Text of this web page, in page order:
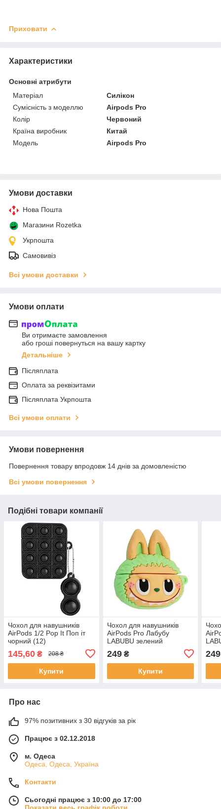
Приховати
Характеристики
Основні атрибути
Матеріал
Силікон
Сумісність з моделлю
Airpods Pro
Колір
Червоний
Країна виробник
Китай
Модель
Airpods Pro
Умови доставки
Нова Пошта
Магазини Rozetka
Укрпошта
Самовивіз
Всі умови доставки
Умови оплати
Ви отримаєте замовлення
або гроші повернуться на вашу картку
Детальніше
Післяплата
Оплата за реквізитами
Післяплата Укрпошта
Всі умови оплати
Умови повернення
Повернення товару впродовж 14 днів за домовленістю
Всі умови повернення
Подібні товари компанії
Чохол для навушників
AirPods 1/2 Pop It Поп іт
чорний (12)
145,60 ₴ 208 ₴
Купити
Чохол для навушників
AirPods Pro Лабубу
LABUBU зелений
249₴
Купити
249
Про нас
97% позитивних з 30 відгуків за рік
Працює з 02.12.2018
м. Одеса
Одеса, Одеса, Україна
Контакти
Сьогодні працює з 10:00 до 17:00